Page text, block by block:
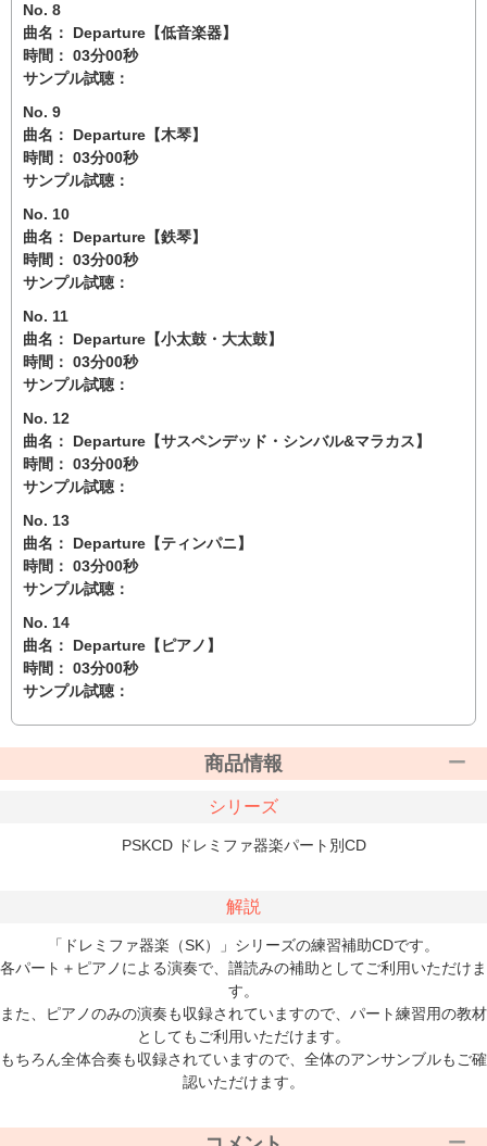
No. 8
曲名： Departure【低音楽器】
時間： 03分00秒
サンプル試聴：
No. 9
曲名： Departure【木琴】
時間： 03分00秒
サンプル試聴：
No. 10
曲名： Departure【鉄琴】
時間： 03分00秒
サンプル試聴：
No. 11
曲名： Departure【小太鼓・大太鼓】
時間： 03分00秒
サンプル試聴：
No. 12
曲名： Departure【サスペンデッド・シンバル&マラカス】
時間： 03分00秒
サンプル試聴：
No. 13
曲名： Departure【ティンパニ】
時間： 03分00秒
サンプル試聴：
No. 14
曲名： Departure【ピアノ】
時間： 03分00秒
サンプル試聴：
商品情報
シリーズ
PSKCD ドレミファ器楽パート別CD
解説
「ドレミファ器楽（SK）」シリーズの練習補助CDです。
各パート＋ピアノによる演奏で、譜読みの補助としてご利用いただけま
す。
また、ピアノのみの演奏も収録されていますので、パート練習用の教材
としてもご利用いただけます。
もちろん全体合奏も収録されていますので、全体のアンサンブルもご確
認いただけます。